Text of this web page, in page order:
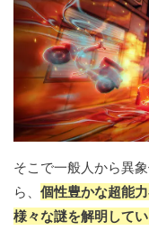
そこで一般人から異
ら、 個性豊かな超能
様々な謎を解明してい